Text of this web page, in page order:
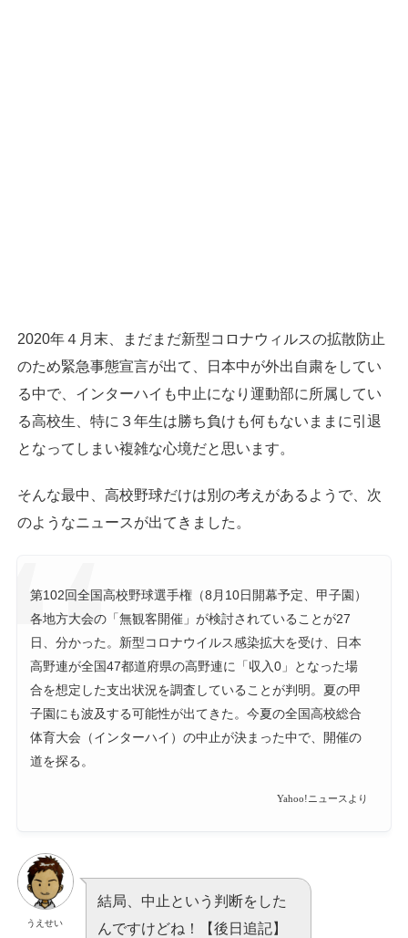
2020年４月末、まだまだ新型コロナウィルスの拡散防止
のため緊急事態宣言が出て、日本中が外出自粛をしてい
る中で、インターハイも中止になり運動部に所属してい
る高校生、特に３年生は勝ち負けも何もないままに引退
となってしまい複雑な心境だと思います。
そんな最中、高校野球だけは別の考えがあるようで、次
のようなニュースが出てきました。
第102回全国高校野球選手権（8月10日開幕予定、甲子園）
各地方大会の「無観客開催」が検討されていることが27
日、分かった。新型コロナウイルス感染拡大を受け、日本
高野連が全国47都道府県の高野連に「収入0」となった場
合を想定した支出状況を調査していることが判明。夏の甲
子園にも波及する可能性が出てきた。今夏の全国高校総合
体育大会（インターハイ）の中止が決まった中で、開催の
道を探る。
Yahoo!ニュースより
うえせい
結局、中止という判断をした
んですけどね！【後日追記】